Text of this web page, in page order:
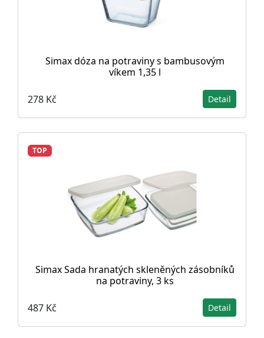
Simax dóza na potraviny s bambusovým
víkem 1,35 l
278 Kč Detail
TOP
Simax Sada hranatých skleněných zásobníků
na potraviny, 3 ks
487 Kč Detail